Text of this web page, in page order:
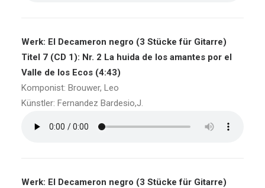
Werk: El Decameron negro (3 Stücke für Gitarre)
Titel 7 (CD 1): Nr. 2 La huida de los amantes por el
Valle de los Ecos (4:43)
Komponist: Brouwer, Leo
Künstler: Fernandez Bardesio,J.
Werk: El Decameron negro (3 Stücke für Gitarre)